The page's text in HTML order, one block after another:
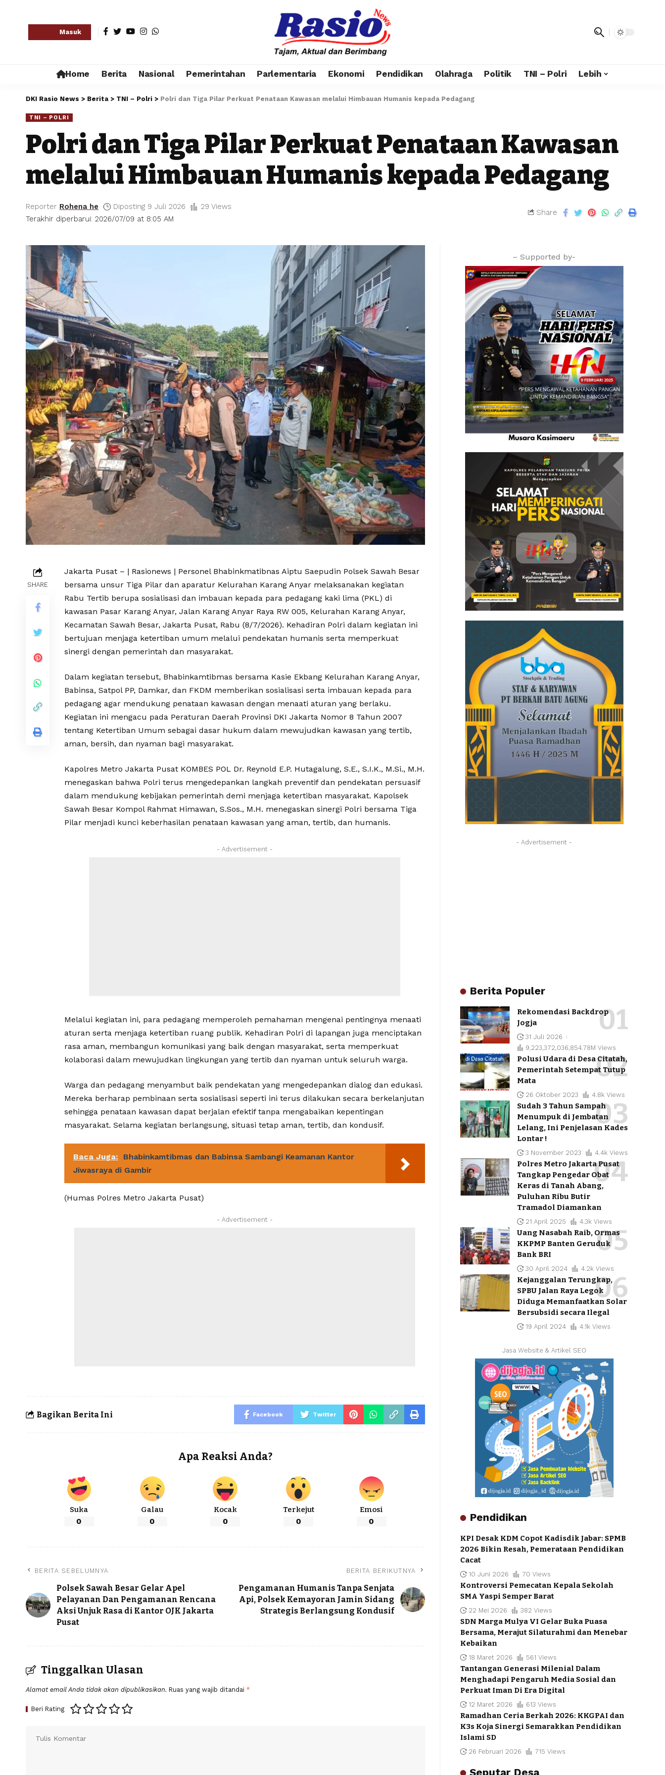
Masuk
Home Berita Nasional Pemerintahan Parlementaria Ekonomi Pendidikan Olahraga Politik TNI – Polri Lebih
DKI Rasio News > Berita > TNI – Polri > Polri dan Tiga Pilar Perkuat Penataan Kawasan melalui Himbauan Humanis kepada Pedagang
TNI – POLRI
Polri dan Tiga Pilar Perkuat Penataan Kawasan
melalui Himbauan Humanis kepada Pedagang
Terakhir diperbarui: 2026/07/09 at 8:05 AM
Reporter Rohena he Diposting 9 Juli 2026 29 Views
Share
SHARE
Jakarta Pusat – | Rasionews | Personel Bhabinkmatibnas Aiptu Saepudin Polsek Sawah Besar
bersama unsur Tiga Pilar dan aparatur Kelurahan Karang Anyar melaksanakan kegiatan
Rabu Tertib berupa sosialisasi dan imbauan kepada para pedagang kaki lima (PKL) di
kawasan Pasar Karang Anyar, Jalan Karang Anyar Raya RW 005, Kelurahan Karang Anyar,
Kecamatan Sawah Besar, Jakarta Pusat, Rabu (8/7/2026). Kehadiran Polri dalam kegiatan ini
bertujuan menjaga ketertiban umum melalui pendekatan humanis serta memperkuat
sinergi dengan pemerintah dan masyarakat.
Dalam kegiatan tersebut, Bhabinkamtibmas bersama Kasie Ekbang Kelurahan Karang Anyar,
Babinsa, Satpol PP, Damkar, dan FKDM memberikan sosialisasi serta imbauan kepada para
pedagang agar mendukung penataan kawasan dengan menaati aturan yang berlaku.
Kegiatan ini mengacu pada Peraturan Daerah Provinsi DKI Jakarta Nomor 8 Tahun 2007
tentang Ketertiban Umum sebagai dasar hukum dalam mewujudkan kawasan yang tertib,
aman, bersih, dan nyaman bagi masyarakat.
Kapolres Metro Jakarta Pusat KOMBES POL Dr. Reynold E.P. Hutagalung, S.E., S.I.K., M.Si., M.H.
menegaskan bahwa Polri terus mengedepankan langkah preventif dan pendekatan persuasif
dalam mendukung kebijakan pemerintah demi menjaga ketertiban masyarakat. Kapolsek
Sawah Besar Kompol Rahmat Himawan, S.Sos., M.H. menegaskan sinergi Polri bersama Tiga
Pilar menjadi kunci keberhasilan penataan kawasan yang aman, tertib, dan humanis.
- Advertisement -
Melalui kegiatan ini, para pedagang memperoleh pemahaman mengenai pentingnya menaati
aturan serta menjaga ketertiban ruang publik. Kehadiran Polri di lapangan juga menciptakan
rasa aman, membangun komunikasi yang baik dengan masyarakat, serta memperkuat
kolaborasi dalam mewujudkan lingkungan yang tertib dan nyaman untuk seluruh warga.
Warga dan pedagang menyambut baik pendekatan yang mengedepankan dialog dan edukasi.
Mereka berharap pembinaan serta sosialisasi seperti ini terus dilakukan secara berkelanjutan
sehingga penataan kawasan dapat berjalan efektif tanpa mengabaikan kepentingan
masyarakat. Selama kegiatan berlangsung, situasi tetap aman, tertib, dan kondusif.
Baca Juga:
Bhabinkamtibmas dan Babinsa Sambangi Keamanan Kantor
Jiwasraya di Gambir
(Humas Polres Metro Jakarta Pusat)
- Advertisement -
Bagikan Berita Ini Facebook Twitter
Apa Reaksi Anda?
Suka
0
Galau
0
Kocak
0
Terkejut
0
Emosi
0
BERITA SEBELUMNYA
Polsek Sawah Besar Gelar Apel
Pelayanan Dan Pengamanan Rencana
Aksi Unjuk Rasa di Kantor OJK Jakarta
Pusat
BERITA BERIKUTNYA
Pengamanan Humanis Tanpa Senjata
Api, Polsek Kemayoran Jamin Sidang
Strategis Berlangsung Kondusif
Tinggalkan Ulasan
Alamat email Anda tidak akan dipublikasikan. Ruas yang wajib ditandai *
Beri Rating
– Supported by-
- Advertisement -
Berita Populer
Rekomendasi Backdrop
Jogja
31 Juli 2026
9,223,372,036,854.78M Views
Polusi Udara di Desa Citatah,
Pemerintah Setempat Tutup
Mata
26 Oktober 2023 4.8k Views
Sudah 3 Tahun Sampah
Menumpuk di Jembatan
Lelang, Ini Penjelasan Kades
Lontar !
3 November 2023 4.4k Views
Polres Metro Jakarta Pusat
Tangkap Pengedar Obat
Keras di Tanah Abang,
Puluhan Ribu Butir
Tramadol Diamankan
21 April 2025 4.3k Views
Uang Nasabah Raib, Ormas
KKPMP Banten Geruduk
Bank BRI
30 April 2024 4.2k Views
Kejanggalan Terungkap,
SPBU Jalan Raya Legok
Diduga Memanfaatkan Solar
Bersubsidi secara Ilegal
19 April 2024 4.1k Views
Jasa Website & Artikel SEO
Pendidikan
KPI Desak KDM Copot Kadisdik Jabar: SPMB
2026 Bikin Resah, Pemerataan Pendidikan
Cacat
10 Juni 2026 70 Views
Kontroversi Pemecatan Kepala Sekolah
SMA Yaspi Semper Barat
22 Mei 2026 382 Views
SDN Marga Mulya VI Gelar Buka Puasa
Bersama, Merajut Silaturahmi dan Menebar
Kebaikan
18 Maret 2026 561 Views
Tantangan Generasi Milenial Dalam
Menghadapi Pengaruh Media Sosial dan
Perkuat Iman Di Era Digital
12 Maret 2026 613 Views
Ramadhan Ceria Berkah 2026: KKGPAI dan
K3s Koja Sinergi Semarakkan Pendidikan
Islami SD
26 Februari 2026 715 Views
Seputar Desa